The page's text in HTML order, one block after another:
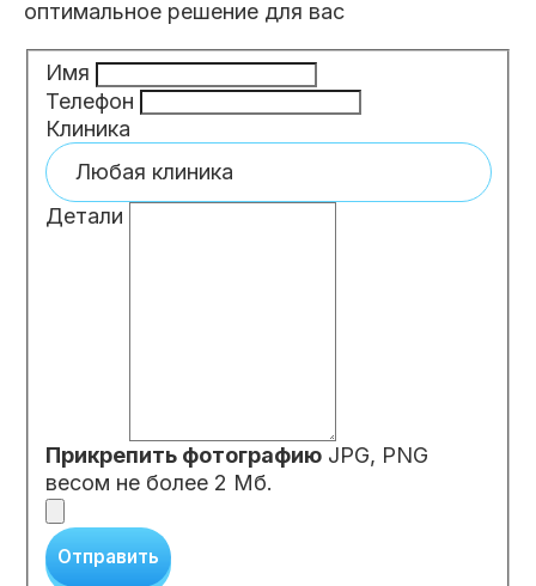
оптимальное решение для вас
Имя
Телефон
Клиника
Детали
Прикрепить фотографиюJPG, PNG
весом не более 2 Мб.
Отправить